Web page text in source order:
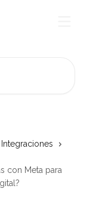
Integraciones
con Meta para